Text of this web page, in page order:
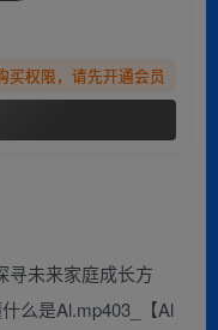
买权限，请先开通会员
寻未来家庭成长方
么是Al.mp403_【Al